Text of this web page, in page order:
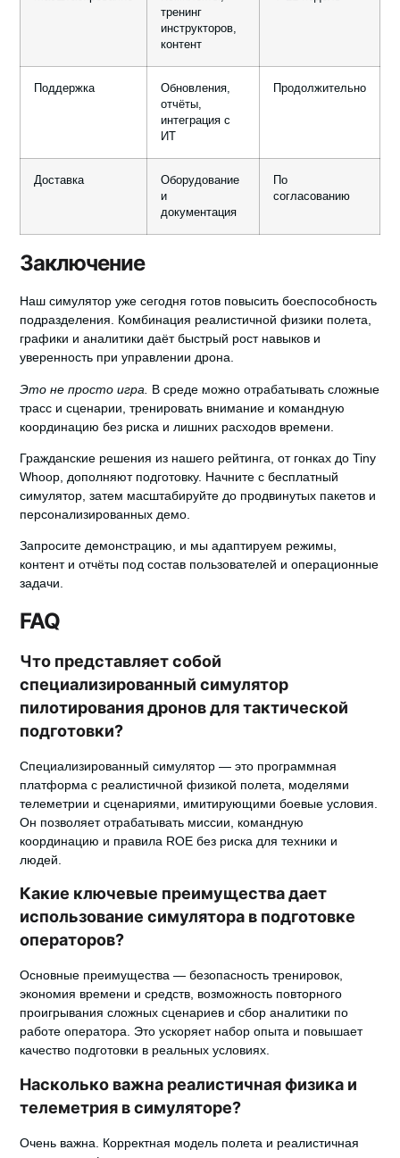
тренинг
инструкторов,
контент
Поддержка
Обновления,
отчёты,
интеграция с
ИТ
Продолжительно
Доставка
Оборудование
и
документация
По
согласованию
Заключение
Наш симулятор уже сегодня готов повысить боеспособность
подразделения. Комбинация реалистичной физики полета,
графики и аналитики даёт быстрый рост навыков и
уверенность при управлении дрона.
Это не просто игра.
В среде можно отрабатывать сложные
трасс и сценарии, тренировать внимание и командную
координацию без риска и лишних расходов времени.
Гражданские решения из нашего рейтинга, от гонках до Tiny
Whoop, дополняют подготовку. Начните с бесплатный
симулятор, затем масштабируйте до продвинутых пакетов и
персонализированных демо.
Запросите демонстрацию, и мы адаптируем режимы,
контент и отчёты под состав пользователей и операционные
задачи.
FAQ
Что представляет собой
специализированный симулятор
пилотирования дронов для тактической
подготовки?
Специализированный симулятор — это программная
платформа с реалистичной физикой полета, моделями
телеметрии и сценариями, имитирующими боевые условия.
Он позволяет отрабатывать миссии, командную
координацию и правила ROE без риска для техники и
людей.
Какие ключевые преимущества дает
использование симулятора в подготовке
операторов?
Основные преимущества — безопасность тренировок,
экономия времени и средств, возможность повторного
проигрывания сложных сценариев и сбор аналитики по
работе оператора. Это ускоряет набор опыта и повышает
качество подготовки в реальных условиях.
Насколько важна реалистичная физика и
телеметрия в симуляторе?
Очень важна. Корректная модель полета и реалистичная